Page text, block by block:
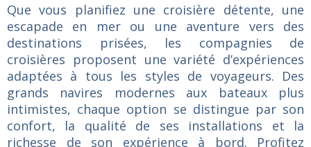
Que vous planifiez une croisière détente, une
escapade en mer ou une aventure vers des
destinations prisées, les compagnies de
croisières proposent une variété d’expériences
adaptées à tous les styles de voyageurs. Des
grands navires modernes aux bateaux plus
intimistes, chaque option se distingue par son
confort, la qualité de ses installations et la
richesse de son expérience à bord. Profitez